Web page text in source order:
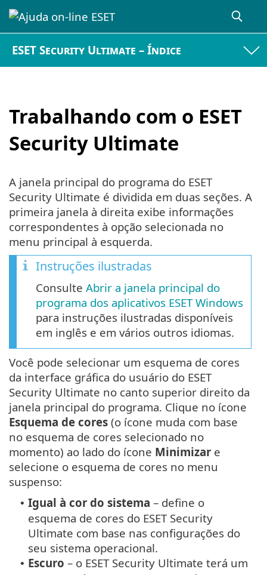
ESET Security Ultimate – Índice
Trabalhando com o ESET
Security Ultimate
A janela principal do programa do ESET
Security Ultimate é dividida em duas seções. A
primeira janela à direita exibe informações
correspondentes à opção selecionada no
menu principal à esquerda.
Instruções ilustradas
Consulte Abrir a janela principal do
programa dos aplicativos ESET Windows
para instruções ilustradas disponíveis
em inglês e em vários outros idiomas.
Você pode selecionar um esquema de cores
da interface gráfica do usuário do ESET
Security Ultimate no canto superior direito da
janela principal do programa. Clique no ícone
Esquema de cores (o ícone muda com base
no esquema de cores selecionado no
momento) ao lado do ícone Minimizar e
selecione o esquema de cores no menu
suspenso:
• Igual à cor do sistema – define o
esquema de cores do ESET Security
Ultimate com base nas configurações do
seu sistema operacional.
• Escuro – o ESET Security Ultimate terá um